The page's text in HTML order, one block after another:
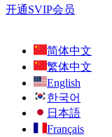
开通SVIP会员
简体中文
繁体中文
English
한국어
日本語
Français